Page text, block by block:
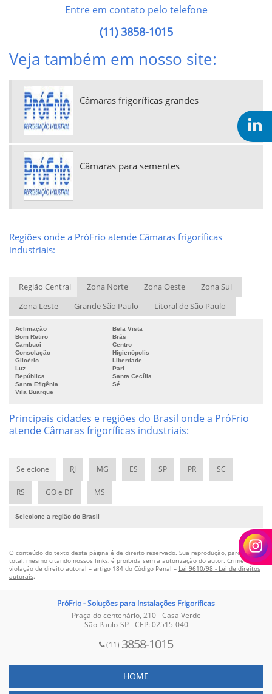
Câmara de congelamento
Câmara fria com controle de temperatura
Câmara fria de congelamento
Câmara fria frigorífica de congelamento
Câmara fria industrial
Câmara fria para carnes
Câmara fria para flores
Câmara fria para frutas
Câmara fria para peixe
Câmara fria para sorvete
Câmara frigorífica
Câmara frigorífica de congelamento
Câmara frigorífica para gelo
Câmara para armazenamento frigorificado
Câmara para congelamento de massas
Câmara para congelamento de pizzas
Câmara para congelamento de polpa de fruta
Câmara para congelamento de salgados
Câmara para frigorífico
Câmara resfriada
Câmaras frigoríficas com umidade controlada
Câmaras frigoríficas para flores
Câmaras frigoríficas para frutas
Câmaras para sementes
Central de refrigeração para solução de etileno glicol
Central de refrigeração para solução de propileno glicol
Central frigorífica para solução
Chiller de resfriamento
Chiller para água gelada
Chiller para resfriamento de aves
Empresas de câmaras frigoríficas
Entre em contato pelo telefone
(11) 3858-1015
Veja também em nosso site:
Câmaras frigoríficas grandes
Câmaras para sementes
Regiões onde a PróFrio atende Câmaras frigoríficas
industriais:
Região Central Zona Norte Zona Oeste
Zona Sul
Zona Leste
Grande São Paulo Litoral de São Paulo
Aclimação
Bela Vista
Bom Retiro
Brás
Cambuci
Centro
Consolação
Higienópolis
Glicério
Liberdade
Luz
Pari
República
Santa Cecília
Santa Efigênia
Sé
Vila Buarque
Principais cidades e regiões do Brasil onde a PróFrio
atende Câmaras frigoríficas industriais:
Selecione RJ MG ES SP PR SC
RS GO e DF MS
Selecione a região do Brasil
O conteúdo do texto desta página é de direito reservado. Sua reprodução, parcial ou
total, mesmo citando nossos links, é proibida sem a autorização do autor. Crime de
violação de direito autoral – artigo 184 do Código Penal – Lei 9610/98 - Lei de direitos
autorais.
PróFrio - Soluções para Instalações Frigoríficas
Praça do centenário, 210 - Casa Verde
São Paulo-SP - CEP: 02515-040
(11) 3858-1015
HOME